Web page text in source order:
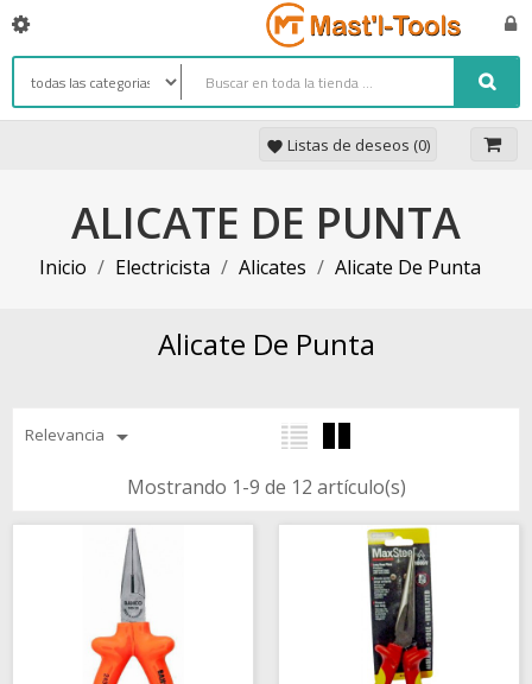
favorite Listas de deseos (0)
ALICATE DE PUNTA
Inicio Electricista Alicates Alicate De Punta
Alicate De Punta
Relevancia 
Mostrando 1-9 de 12 artículo(s)